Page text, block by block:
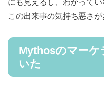
にも見えるし、わかってい
この出来事の気持ち悪さが
Mythosのマーケ
いた